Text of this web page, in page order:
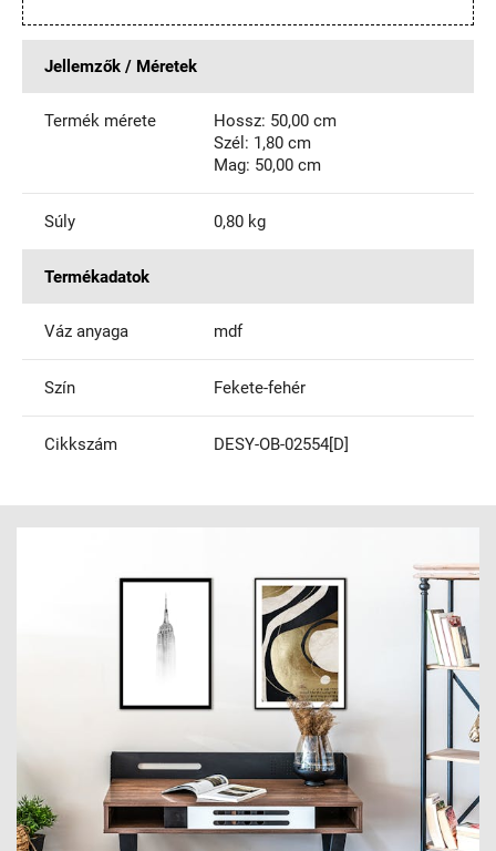
Jellemzők / Méretek
Termék mérete
Hossz: 50,00 cm
Szél: 1,80 cm
Mag: 50,00 cm
Súly 0,80 kg
Termékadatok
Váz anyaga mdf
Szín Fekete-fehér
Cikkszám DESY-OB-02554[D]